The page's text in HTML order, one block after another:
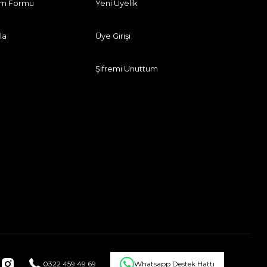
Formu Yeni Üyelik
Üye Girişi
Şifremi Unuttum
0322 459 49 69 Whatsapp Destek Hattı